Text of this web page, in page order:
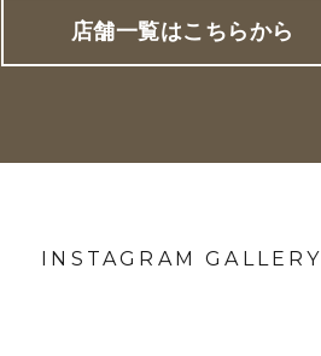
店舗一覧はこちらから
INSTAGRAM GALLERY